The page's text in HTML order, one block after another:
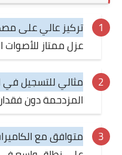
تركيز عالي على
عزل ممتاز للأصوات
مثالي للتسجيل في
المزدحمة دون
متوافق مع